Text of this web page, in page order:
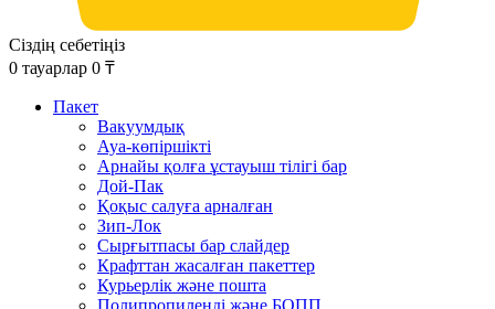
Сіздің себетіңіз
0 тауарлар 0 ₸
Пакет
Вакуумдық
Ауа-көпіршікті
Арнайы қолға ұстауыш тілігі бар
Дой-Пак
Қоқыс салуға арналған
Зип-Лок
Сырғытпасы бар слайдер
Крафттан жасалған пакеттер
Курьерлік және пошта
Полипропиленді және БОПП